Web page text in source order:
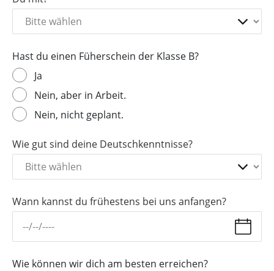
Hast du einen Füherschein der Klasse B?
Ja
Nein, aber in Arbeit.
Nein, nicht geplant.
Wie gut sind deine Deutschkenntnisse?
Wann kannst du frühestens bei uns anfangen?
Wie können wir dich am besten erreichen?